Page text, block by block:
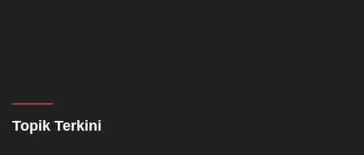
Topik Terkini